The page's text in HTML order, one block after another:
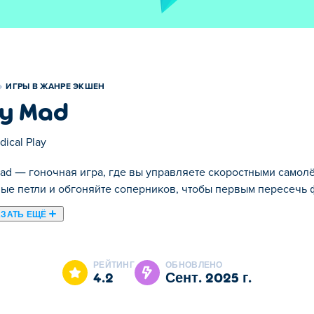
ИГРЫ В ЖАНРЕ ЭКШЕН
Mad
Play
— гоночная игра, где вы управляете скоростными
петли и обгоняйте соперников, чтобы первым
ЕЩЁ
окруженного пустыней, чтобы вы могли свободно
боем и гонкой во время игры, так что если вы
и множество самолетов для разблокировки. Сможете
РЕЙТИНГ
4.2
ОБНОВЛЕНО
сент. 2025 г.